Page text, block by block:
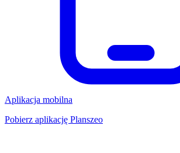
Aplikacja mobilna
Pobierz aplikację Planszeo